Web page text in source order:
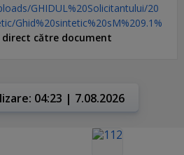
GHIDUL%20Solicitantului/20
Ghid%20sintetic%20sM%209.1%
direct către document
04:23 | 7.08.2026